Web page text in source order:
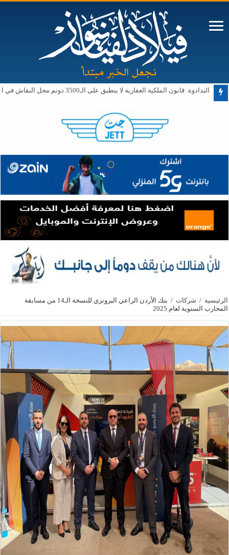
البدادوة: قانون الملكية العقارية لا ينطبق على الـ3500 دونم محل النقاش في الأغوار الجنوبية حالياً أو مستقبلاً
الرئيسية / شركات /
بنك الأردن الراعي البرونزي للنسخة الـ14 من مسابقة
المحارب السنوية لعام 2025